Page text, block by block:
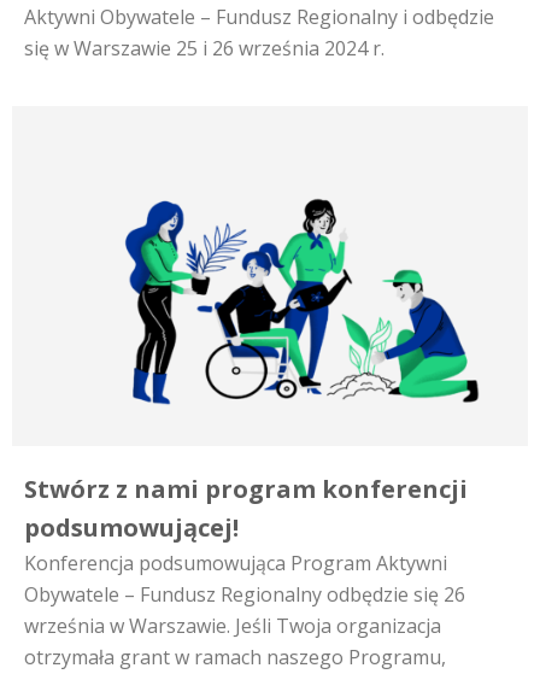
Aktywni Obywatele – Fundusz Regionalny i odbędzie
się w Warszawie 25 i 26 września 2024 r.
Stwórz z nami program konferencji
podsumowującej!
Konferencja podsumowująca Program Aktywni
Obywatele – Fundusz Regionalny odbędzie się 26
września w Warszawie. Jeśli Twoja organizacja
otrzymała grant w ramach naszego Programu,